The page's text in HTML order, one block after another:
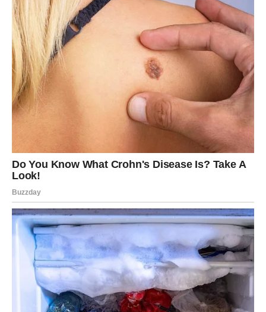
Priznanje koje vraća samopouzdanje
Lavovima slijedi potvrda da njihov trud nije prošao
nezapaženo.
Jedna pohvala značiće vam više nego što očekujete.
Poruka zvijezda